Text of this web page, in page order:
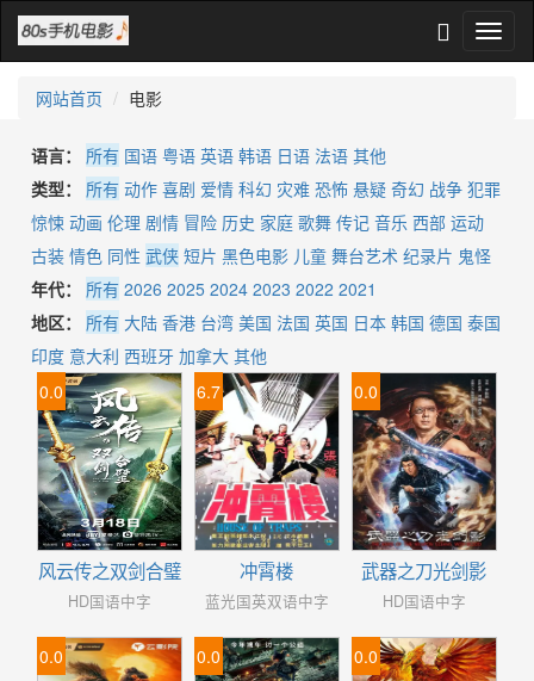
网站首页 电影
语言： 所有 国语 粤语 英语 韩语 日语 法语 其他
类型：
所有 动作 喜剧 爱情 科幻 灾难 恐怖 悬疑 奇幻 战争 犯罪
惊悚 动画 伦理 剧情 冒险 历史 家庭 歌舞 传记 音乐 西部 运动
古装 情色 同性 武侠 短片 黑色电影 儿童 舞台艺术 纪录片 鬼怪
年代：
所有 2026 2025 2024 2023 2022 2021
地区：
所有 大陆 香港 台湾 美国 法国 英国 日本 韩国 德国 泰国
印度 意大利 西班牙 加拿大 其他
0.0
风云传之双剑合璧
HD国语中字
6.7
冲霄楼
蓝光国英双语中字
0.0
武器之刀光剑影
HD国语中字
0.0 0.0 0.0